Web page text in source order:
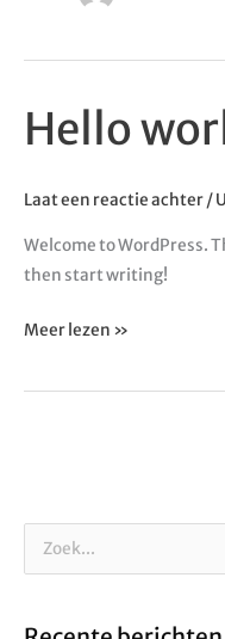
Hello
Laat een reactie achter/
Welcome to WordPress.
then start writing!
Hello
world!
Meer lezen »